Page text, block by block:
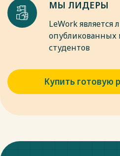
Паблишер, 2015.
15. Галимова А. Ш., Закирова,
фактор мотивации к труду /
Приоритетные направления
статей Международной научно-
75-78.
16. Думенко Е.В. Критерии
материального
естественных наук. 2017. № 6. С.
МЫ ЛИДЕРЫ
LeWork является
опубликованных
студентов
Купить готовую